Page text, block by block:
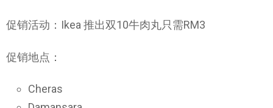
促销活动：Ikea 推出双10牛肉丸只需RM3
促销地点：
Cheras